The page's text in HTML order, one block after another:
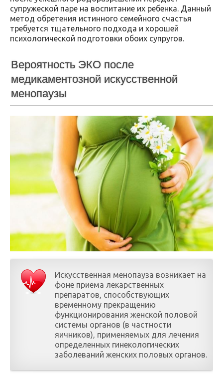
супружеской паре на воспитание их ребенка. Данный
метод обретения истинного семейного счастья
требуется тщательного подхода и хорошей
психологической подготовки обоих супругов.
Вероятность ЭКО после
медикаментозной искусственной
менопаузы
Искусственная менопауза возникает на
фоне приема лекарственных
препаратов, способствующих
временному прекращению
функционирования женской половой
системы органов (в частности
яичников), применяемых для лечения
определенных гинекологических
заболеваний женских половых органов.